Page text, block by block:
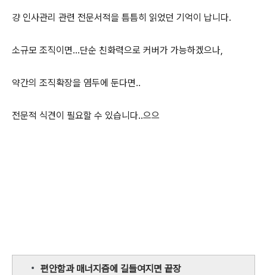
걍 인사관리 관련 전문서적을 틈틈히 읽었던 기억이 납니다.
소규모 조직이면...단순 친화력으로 커버가 가능하겠으나,
약간의 조직확장을 염두에 둔다면..
전문적 식견이 필요할 수 있습니다..으으
편안함과 매너지즘에 길들여지면 끝장